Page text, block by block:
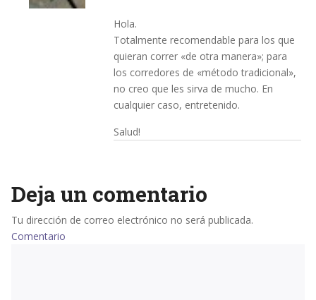
Hola.
Totalmente recomendable para los que
quieran correr «de otra manera»; para
los corredores de «método tradicional»,
no creo que les sirva de mucho. En
cualquier caso, entretenido.
Salud!
Deja un comentario
Tu dirección de correo electrónico no será publicada.
Comentario